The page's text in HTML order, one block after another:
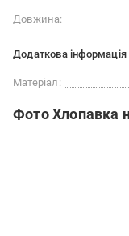
Довжина:
Додаткова інформація
Матеріал:
Фото Хлопавка